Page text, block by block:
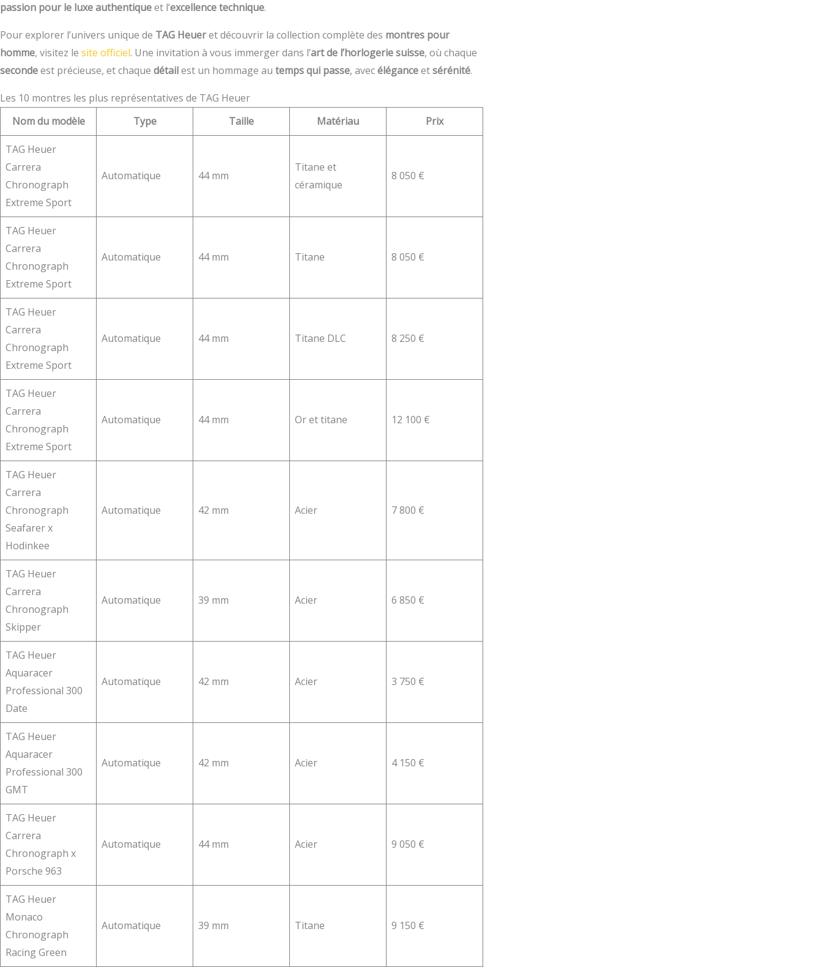
passion pour le luxe authentiqueet l’excellence technique.
Pour explorer l’univers unique de TAG Heueret découvrir la collection complète des montres pour
homme, visitez le site officiel. Une invitation à vous immerger dans l’art de l’horlogerie suisse, où chaque
secondeest précieuse, et chaque détailest un hommage au temps qui passe, avecéléganceetsérénité.
Les 10 montres les plus représentatives de TAG Heuer
Nom du modèle
Type Taille Matériau Prix
TAG Heuer
Carrera
Chronograph
Extreme Sport
Automatique 44 mm
Titane et
céramique
8 050 €
TAG Heuer
Carrera
Chronograph
Extreme Sport
Automatique 44 mm Titane 8 050 €
TAG Heuer
Carrera
Chronograph
Extreme Sport
Automatique 44 mm Titane DLC 8 250 €
TAG Heuer
Carrera
Chronograph
Extreme Sport
Automatique 44 mm Or et titane 12 100 €
TAG Heuer
Carrera
Chronograph
Seafarer x
Hodinkee
Automatique 42 mm Acier 7 800 €
TAG Heuer
Carrera
Chronograph
Skipper
Automatique 39 mm Acier 6 850 €
TAG Heuer
Aquaracer
Professional 300
Date
Automatique 42 mm Acier 3 750 €
TAG Heuer
Aquaracer
Professional 300
GMT
Automatique 42 mm Acier 4 150 €
TAG Heuer
Carrera
Chronograph x
Porsche 963
Automatique 44 mm Acier 9 050 €
TAG Heuer
Monaco
Chronograph
Racing Green
Automatique 39 mm Titane 9 150 €